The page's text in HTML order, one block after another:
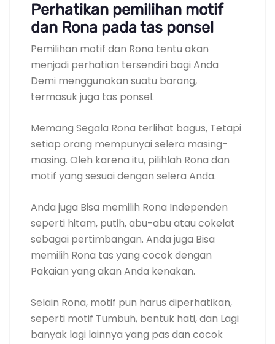
Perhatikan pemilihan motif
dan Rona pada tas ponsel
Pemilihan motif dan Rona tentu akan
menjadi perhatian tersendiri bagi Anda
Demi menggunakan suatu barang,
termasuk juga tas ponsel.
Memang Segala Rona terlihat bagus, Tetapi
setiap orang mempunyai selera masing-
masing. Oleh karena itu, pilihlah Rona dan
motif yang sesuai dengan selera Anda.
Anda juga Bisa memilih Rona Independen
seperti hitam, putih, abu-abu atau cokelat
sebagai pertimbangan. Anda juga Bisa
memilih Rona tas yang cocok dengan
Pakaian yang akan Anda kenakan.
Selain Rona, motif pun harus diperhatikan,
seperti motif Tumbuh, bentuk hati, dan Lagi
banyak lagi lainnya yang pas dan cocok